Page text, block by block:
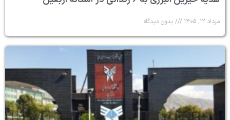
مرداد ۱۲, ۱۴۰۵ بدون دیدگاه